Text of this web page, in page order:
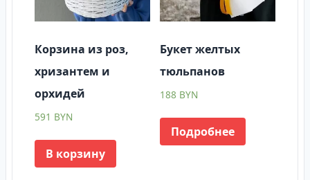
Корзина из роз,
хризантем и
орхидей
591 BYN
В корзину
Букет желтых
тюльпанов
188 BYN
Подробнее